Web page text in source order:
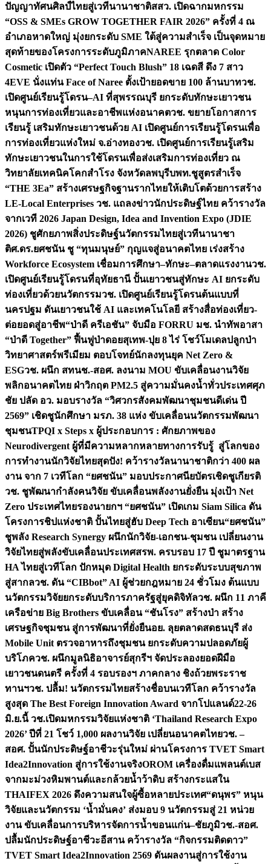
ปัญญาทัศนศิลป์ไทยสู่เวทีนานาชาติสสว. เปิดฉากมหกรรม
“OSS & SMEs GROW TOGETHER FAIR 2026” ครั้งที่ 4 ณ
อำเภอหาดใหญ่ มุ่งยกระดับ SME ใต้สู่ความสำเร็จ เป็นจุดหมาย
สุดท้ายของโครงการระดับภูมิภาคNAREE รุกตลาด Color
Cosmetic เปิดตัว “Perfect Touch Blush” 18 เฉดสี ดึง 7 สาว
4EVE นั่งแท่น Face of Naree ตั้งเป้ายอดขาย 100 ล้านบาทวช.
เปิดศูนย์เรียนรู้โดรน–AI ที่สุพรรณบุรี ยกระดับทักษะเยาวชน
หนุนการท่องเที่ยวและอาชีพแห่งอนาคตวช. ขยายโอกาสการ
เรียนรู้ เสริมทักษะเยาวชนด้วย AI เปิดศูนย์การเรียนรู้โดรนเพื่อ
การท่องเที่ยวแห่งใหม่ จ.อ่างทองวช. เปิดศูนย์การเรียนรู้เสริม
ทักษะเยาวชนในการใช้โดรนเพื่อส่งเสริมการท่องเที่ยว ณ
วิทยาลัยเทคนิคโคกสำโรง จังหวัดลพบุรีบพท.ชูสูตรสำเร็จ
“THE 3Ea” สร้างเศรษฐกิจฐานรากไทยให้เติบโตด้วยการสร้าง
LE-Local Enterprises วช. แถลงข่าวนักประดิษฐ์ไทย คว้ารางวัล
จากเวที 2026 Japan Design, Idea and Invention Expo (JDIE
2026) ชูศักยภาพสิ่งประดิษฐ์นวัตกรรมไทยสู่เวทีนานาชา
ติศ.ดร.ยศชนัน ชู “ทุนมนุษย์” กุญแจสู่อนาคตไทย เร่งสร้าง
Workforce Ecosystem เชื่อมการศึกษา–ทักษะ–ตลาดแรงงานวช.
เปิดศูนย์เรียนรู้โดรนที่อุทัยธานี ปั้นเยาวชนสู่ทักษะ AI ยกระดับ
ท่องเที่ยวด้วยนวัตกรรมวช. เปิดศูนย์เรียนรู้โดรนต้นแบบที่
นครปฐม ดันเยาวชนใช้ AI และเทคโนโลยี สร้างสื่อท่องเที่ยว-
ต่อยอดสู่อาชีพ“ป่าดี ครีเอชัน” จับมือ FORRU มช. นำทัพอาสา
“ป่าดี Together” ฟื้นฟูป่าดอยสุเทพ-ปุย 8 ไร่ โชว์โมเดลปลูกป่า
วิทยาศาสตร์พรีเมียม ตอบโจทย์นักลงทุนยุค Net Zero &
ESGวช. ผนึก สทนช.-สอศ. ลงนาม MOU ขับเคลื่อนงานวิจัย
พลิกอนาคตไทย ฝ่าวิกฤต PM2.5 สู่ความมั่นคงน้ำทั่วประเทศศุภ
ชัย ปลัด อว. มอบรางวัล “วิศวกรสังคมพัฒนาชุมชนดีเด่น ปี
2569” เชิดชูนักศึกษา มรภ. 38 แห่ง ขับเคลื่อนนวัตกรรมพัฒนา
ชุมชนTPQI x Steps x ผู้ประกอบการ : ศักยภาพของ
Neurodivergent ผู้ที่มีความหลากหลายทางการรับรู้ สู่โลกของ
การทำงานนักวิจัยไทยสุดปัง! คว้ารางวัลนานาชาติกว่า 400 ผล
งาน จาก 7 เวทีโลก “ยศชนัน” มอบประกาศนียบัตรเชิดชูเกียรติ
วช. ชูพัฒนากำลังคนวิจัย ขับเคลื่อนพลังงานยั่งยืน มุ่งเป้า Net
Zero ประเทศไทยรองนายกฯ “ยศชนัน” เปิดเกม Siam Silica ดัน
โครงการชิปแห่งชาติ ปั้นไทยสู่ฮับ Deep Tech อาเซียน“ยศชนัน”
ชูพลัง Research Synergy ผนึกนักวิจัย-เอกชน-ชุมชน เปลี่ยนงาน
วิจัยไทยสู่พลังขับเคลื่อนประเทศสรพ. ครบรอบ 17 ปี ชูมาตรฐาน
HA ไทยสู่เวทีโลก ปักหมุด Digital Health ยกระดับระบบสุขภาพ
สู่สากลวช. ดัน “CIBbot” AI ผู้ช่วยกฎหมาย 24 ชั่วโมง ต้นแบบ
นวัตกรรมวิจัยยกระดับบริการภาครัฐสู่ยุคดิจิทัลวช. ผนึก 11 ภาคี
เครือข่าย Big Brothers ขับเคลื่อน “ชันโรง” สร้างป่า สร้าง
เศรษฐกิจชุมชน สู่การพัฒนาที่ยั่งยืนอย. ลุยตลาดสดธนบุรี ส่ง
Mobile Unit ตรวจอาหารถึงชุมชน ยกระดับความปลอดภัยผู้
บริโภควช. ผนึกมูลนิธิอาจารย์สุกรีฯ จัดประลองยอดฝีมือ
เยาวชนดนตรี ครั้งที่ 4 รอบรองฯ ภาคกลาง ชิงถ้วยพระราช
ทานฯวช. ปลื้ม! นวัตกรรมไทยสร้างชื่อบนเวทีโลก คว้ารางวัล
สูงสุด The Best Foreign Innovation Award จากโปแลนด์22-26
มิ.ย.นี้ วช.เปิดมหกรรมวิจัยแห่งชาติ ‘Thailand Research Expo
2026’ ปีที่ 21 โชว์ 1,000 ผลงานวิจัย เปลี่ยนอนาคตไทยวช. –
สอศ. ปั้นนักประดิษฐ์อาชีวะรุ่นใหม่ ผ่านโครงการ TVET Smart
Idea2Innovation สู่การใช้งานจริงOROM เครื่องดื่มแพลนต์เบส
จากมะม่วงหิมพานต์และกล้วยน้ำว้าดิบ สร้างกระแสใน
THAIFEX 2026 ดึงความสนใจผู้ซื้อหลายประเทศ“ดนุพร” หนุน
วิจัยและนวัตกรรม ‘น้ำมั่นคง’ ส่งมอบ 9 นวัตกรรมสู่ 21 หน่วย
งาน ขับเคลื่อนการบริหารจัดการน้ำขอนแก่น–ชัยภูมิวช.-สอศ.
ปลื้มนักประดิษฐ์อาชีวะอีสาน คว้ารางวัล “กิจกรรมติดดาว”
TVET Smart Idea2Innovation 2569 ดันผลงานสู่การใช้งาน